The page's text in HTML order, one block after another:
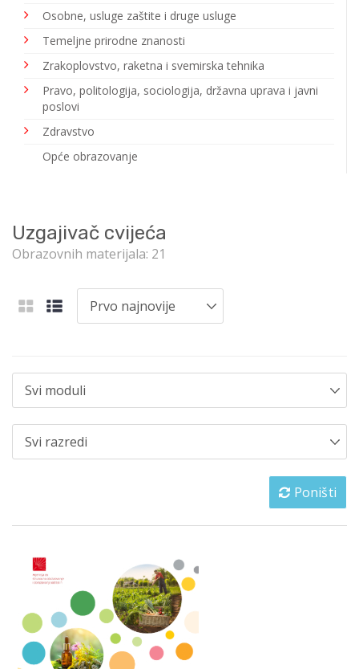
Osobne, usluge zaštite i druge usluge
Temeljne prirodne znanosti
Zrakoplovstvo, raketna i svemirska tehnika
Pravo, politologija, sociologija, državna uprava i javni
poslovi
Zdravstvo
Opće obrazovanje
Uzgajivač cvijeća
Obrazovnih materijala: 21
Poništi